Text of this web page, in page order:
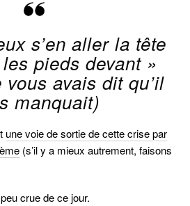
s’en aller la tête
pieds devant »
avais dit qu’il
manquait)
une voie de sortie de cette crise par
(s’il y a mieux autrement, faisons
crue de ce jour.